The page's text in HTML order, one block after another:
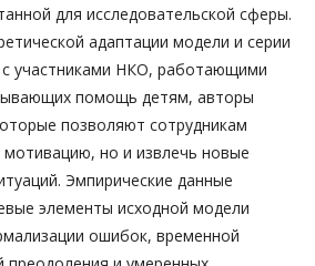
для исследовательской сферы.
адаптации модели и серии
участниками НКО, работающими
помощь детям, авторы
позволяют сотрудникам
мотивацию, но и извлечь новые
Эмпирические данные
элементы исходной модели
ошибок, временной